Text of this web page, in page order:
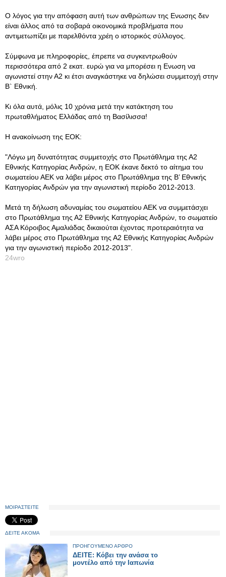
Ο λόγος για την απόφαση αυτή των ανθρώπων της Ενωσης δεν
είναι άλλος από τα σοβαρά οικονομικά προβλήματα που
αντιμετωπίζει με παρελθόντα χρέη ο ιστορικός σύλλογος.
Σύμφωνα με πληροφορίες, έπρεπε να συγκεντρωθούν
περισσότερα από 2 εκατ. ευρώ για να μπορέσει η Ενωση να
αγωνιστεί στην Α2 κι έτσι αναγκάστηκε να δηλώσει συμμετοχή στην
Β` Εθνική.
Κι όλα αυτά, μόλις 10 χρόνια μετά την κατάκτηση του
πρωταθλήματος Ελλάδας από τη Βασίλισσα!
Η ανακοίνωση της ΕΟΚ:
"Λόγω μη δυνατότητας συμμετοχής στο Πρωτάθλημα της Α2
Εθνικής Κατηγορίας Ανδρών, η ΕΟΚ έκανε δεκτό το αίτημα του
σωματείου ΑΕΚ να λάβει μέρος στο Πρωτάθλημα της Β’ Εθνικής
Κατηγορίας Ανδρών για την αγωνιστική περίοδο 2012-2013.
Μετά τη δήλωση αδυναμίας του σωματείου ΑΕΚ να συμμετάσχει
στο Πρωτάθλημα της Α2 Εθνικής Κατηγορίας Ανδρών, το σωματείο
ΑΣΑ Κόροιβος Αμαλιάδας δικαιούται έχοντας προτεραιότητα να
λάβει μέρος στο Πρωτάθλημα της Α2 Εθνικής Κατηγορίας Ανδρών
για την αγωνιστική περίοδο 2012-2013".
24wro
ΜΟΙΡΑΣΤΕΙΤΕ
ΔΕΙΤΕ ΑΚΟΜΑ
ΠΡΟΗΓΟΥΜΕΝΟ ΑΡΘΡΟ
ΔΕΙΤΕ: Κόβει την ανάσα το
μοντέλο από την Ιαπωνία